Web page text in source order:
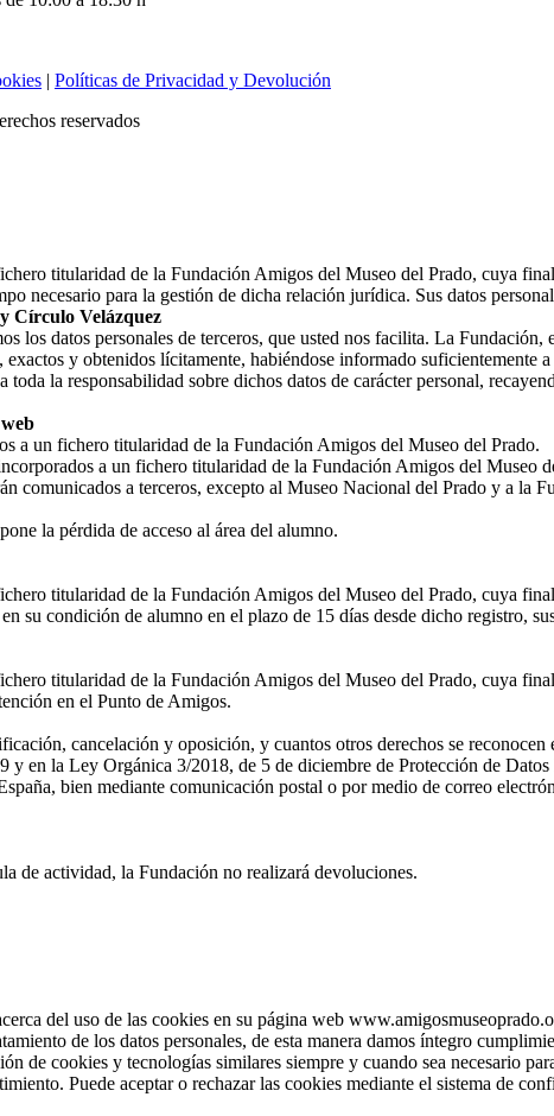
| Políticas de Privacidad y Devolución
reservados
titularidad de la Fundación Amigos del Museo del Prado, cuya
necesario para la gestión de dicha relación jurídica. Sus datos
Círculo Velázquez
los datos personales de terceros, que usted nos facilita. La Fundación,
y obtenidos lícitamente, habiéndose informado suficientemente
la responsabilidad sobre dichos datos de carácter personal,
a un fichero titularidad de la Fundación Amigos del Museo del Prado.
a un fichero titularidad de la Fundación Amigos del
comunicados a terceros, excepto al Museo Nacional del Prado y a
la pérdida de acceso al área del alumno.
titularidad de la Fundación Amigos del Museo del Prado, cuya
su condición de alumno en el plazo de 15 días desde dicho registro,
titularidad de la Fundación Amigos del Museo del Prado, cuya
en el Punto de Amigos.
cancelación y oposición, y cuantos otros derechos se
en la Ley Orgánica 3/2018, de 5 de diciembre de Protección de
bien mediante comunicación postal o por medio de correo
de actividad, la Fundación no realizará devoluciones.
del uso de las cookies en su página web
de los datos personales, de esta manera damos íntegro
de cookies y tecnologías similares siempre y cuando sea necesario
Puede aceptar o rechazar las cookies mediante el sistema de